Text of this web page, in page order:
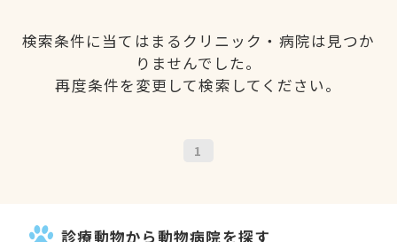
検索条件に当てはまるクリニック・病院は見つか
りませんでした。
再度条件を変更して検索してください。
1
診療動物から動物病院を探す